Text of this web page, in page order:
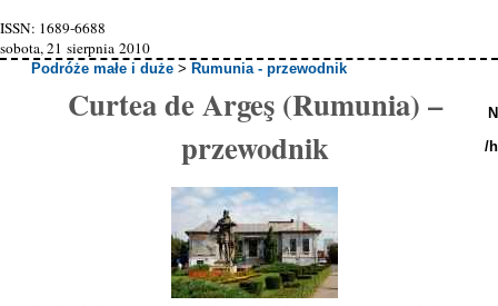
ISSN: 1689-6688
sobota, 21 sierpnia 2010
Podróże małe i duże >Rumunia - przewodnik
Curtea de Argeş (Rumunia) –
przewodnik
/